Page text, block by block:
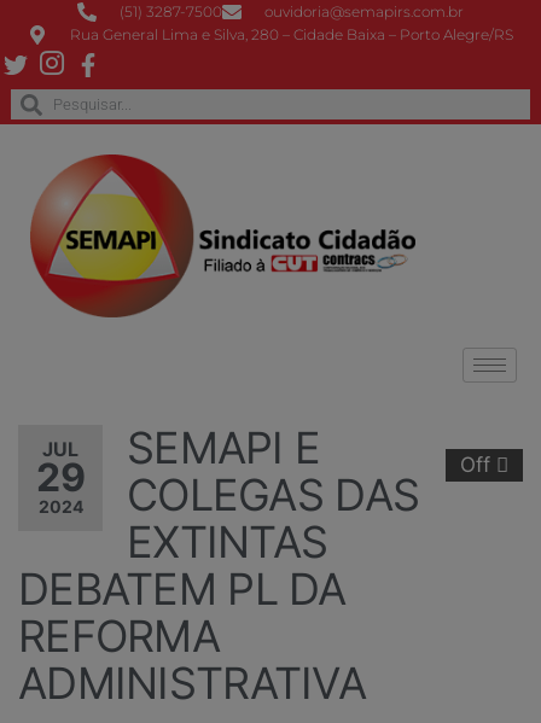
(51) 3287-7500
ouvidoria@semapirs.com.br
Rua General Lima e Silva, 280 – Cidade Baixa – Porto Alegre/RS
JUL
29
2024
Off
SEMAPI E
COLEGAS DAS
EXTINTAS
DEBATEM PL DA
REFORMA
ADMINISTRATIVA